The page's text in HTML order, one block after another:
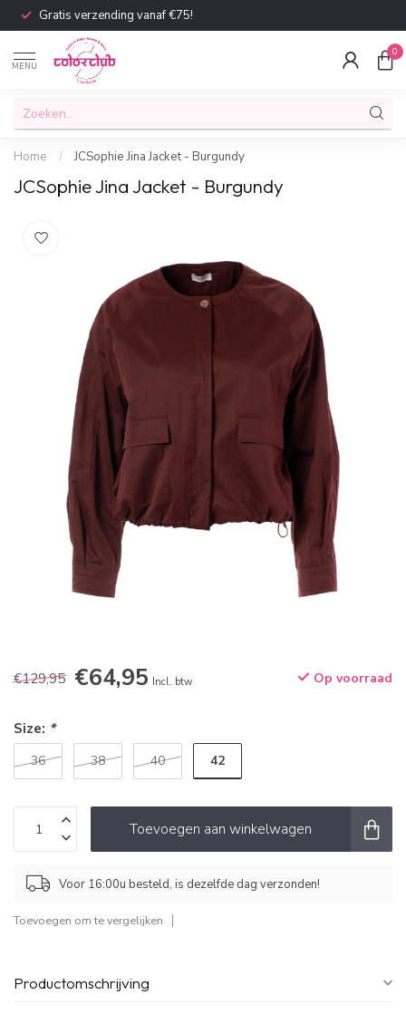
Gratis verzending vanaf €75!
MENU
0
Home / JCSophie Jina Jacket - Burgundy
JCSophie Jina Jacket - Burgundy
€129,95 €64,95 Incl. btw Op voorraad
Size: *
36 38 40 42
Toevoegen aan winkelwagen
Voor 16:00u besteld, is dezelfde dag verzonden!
Toevoegen om te vergelijken
Productomschrijving